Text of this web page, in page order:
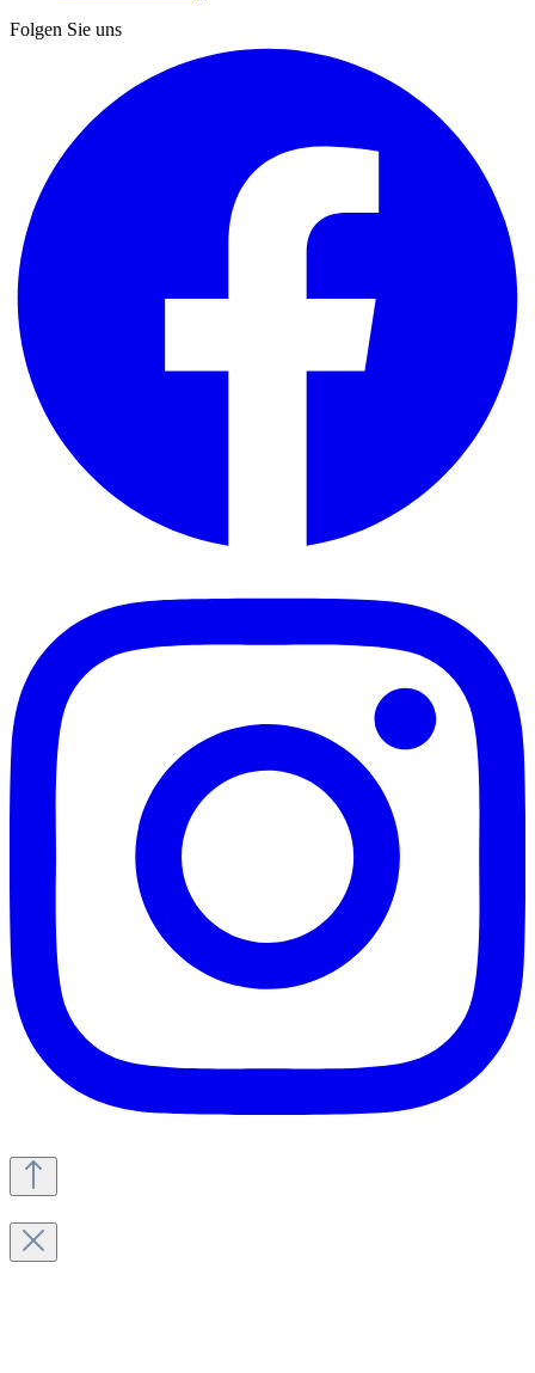
Folgen Sie uns